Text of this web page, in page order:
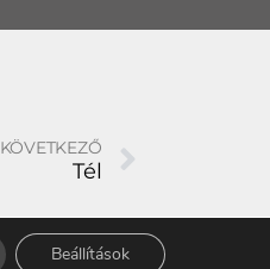
KÖVETKEZŐ
Tél
Beállítások